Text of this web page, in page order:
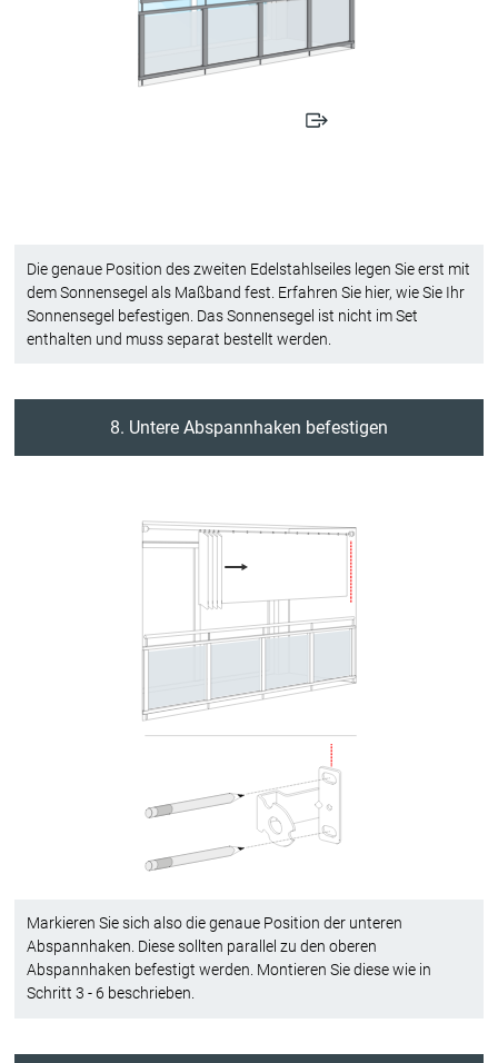
Die genaue Position des zweiten Edelstahlseiles legen Sie erst mit
dem Sonnensegel als Maßband fest. Erfahren Sie hier, wie Sie Ihr
Sonnensegel befestigen. Das Sonnensegel ist nicht im Set
enthalten und muss separat bestellt werden.
8. Untere Abspannhaken befestigen
Markieren Sie sich also die genaue Position der unteren
Abspannhaken. Diese sollten parallel zu den oberen
Abspannhaken befestigt werden. Montieren Sie diese wie in
Schritt 3 - 6 beschrieben.